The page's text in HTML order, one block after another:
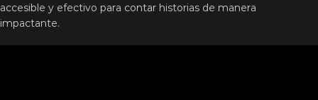
accesible y efectivo para contar historias de manera
impactante.